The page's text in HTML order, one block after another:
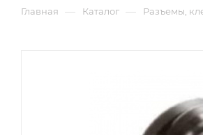
Главная — Каталог — Разъемы,